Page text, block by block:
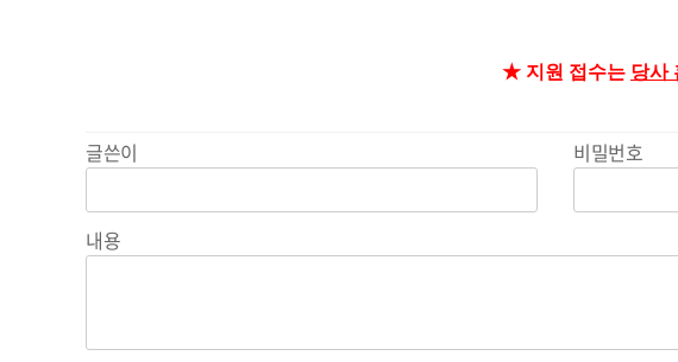
★ 지원 접수는 당사
글쓴이 비밀번호
내용